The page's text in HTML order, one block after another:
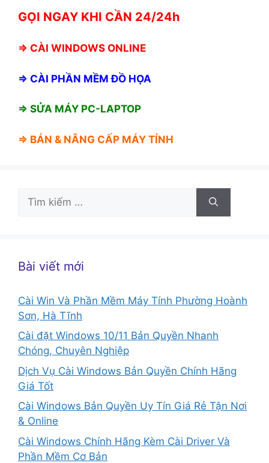
GỌI NGAY KHI CẦN 24/24h
⇒ CÀI WINDOWS ONLINE
⇒ CÀI PHẦN MỀM ĐỒ HỌA
⇒ SỬA MÁY PC-LAPTOP
⇒ BÁN & NÂNG CẤP MÁY TÍNH
Tìm
kiếm
Bài viết mới
Cài Win Và Phần Mềm Máy Tính Phường Hoành
Sơn, Hà Tĩnh
Cài đặt Windows 10/11 Bản Quyền Nhanh
Chóng, Chuyên Nghiệp
Dịch Vụ Cài Windows Bản Quyền Chính Hãng
Giá Tốt
Cài Windows Bản Quyền Uy Tín Giá Rẻ Tận Nơi
& Online
Cài Windows Chính Hãng Kèm Cài Driver Và
Phần Mềm Cơ Bản